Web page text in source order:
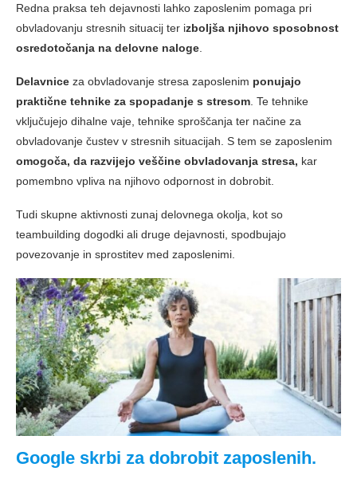
Redna praksa teh dejavnosti lahko zaposlenim pomaga pri
obvladovanju stresnih situacij ter izboljša njihovo sposobnost
osredotočanja na delovne naloge
Delavnice za obvladovanje stresa zaposlenim ponujajo
praktične tehnike za spopadanje s stresom . Te tehnike
vključujejo dihalne vaje, tehnike sproščanja ter načine za
obvladovanje čustev v stresnih situacijah. S tem se zaposlenim
omogoča, da razvijejo veščine obvladovanja stresa, kar
pomembno vpliva na njihovo odpornost in dobrobit.
Tudi skupne aktivnosti zunaj delovnega okolja, kot so
teambuilding dogodki ali druge dejavnosti, spodbujajo
povezovanje in sprostitev med zaposlenimi.
Google skrbi za dobrobit zaposlenih.